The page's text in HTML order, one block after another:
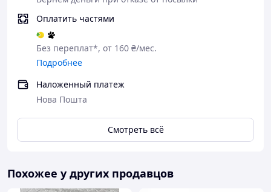
Оплатить частями
Без переплат*, от 160 ₴/мес.
Подробнее
Наложенный платеж
Нова Пошта
Смотреть всё
Похожее у других продавцов